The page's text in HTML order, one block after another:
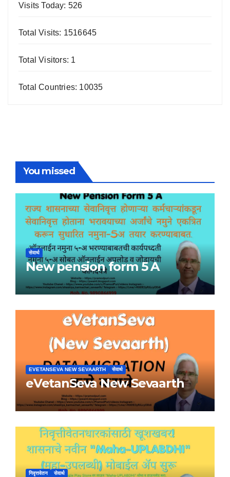
Visits Today: 526
Total Visits: 1516645
Total Visitors: 1
Total Countries: 10035
You missed
सेवार्थ
New pension form 5 A
EVETANSEVA NEW SEVAARTH सेवार्थ
eVetanSeva New Sevaarth
निवृत्तवेतन सेवार्थ